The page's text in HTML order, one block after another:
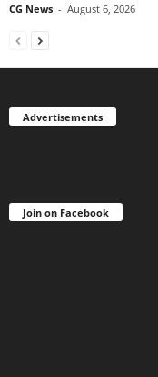
CG News - August 6, 2026
Advertisements
Join on Facebook